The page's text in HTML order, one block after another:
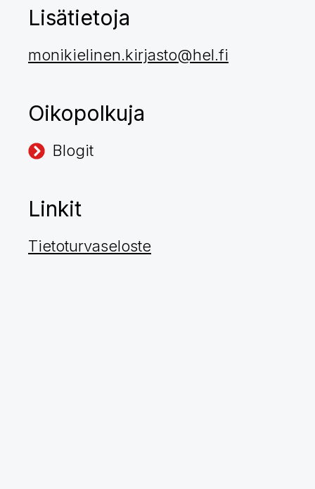
Lisätietoja
monikielinen.kirjasto@hel.fi
Oikopolkuja
Blogit
Linkit
Tietoturvaseloste